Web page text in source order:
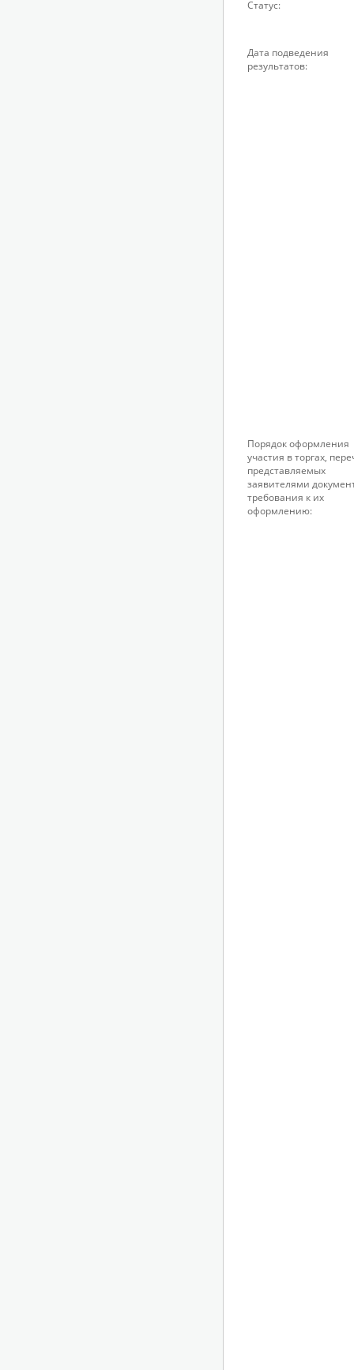
Статус:
Дата подведения
результатов:
Порядок оформления
участия в торгах,
представляемых
заявителями
требования к их
оформлению: